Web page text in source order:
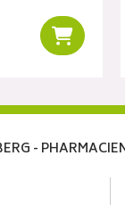
Ajouter
-